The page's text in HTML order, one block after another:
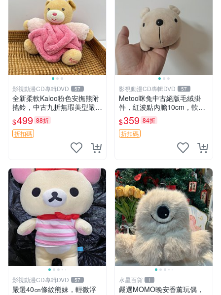
影視動漫CD專輯DVD 57
全新柔軟Kaloo粉色安撫熊附
搖鈴，中古九折無瑕美型嚴選
收藏 粉色 安撫 玩具
$499 88折
折扣碼
影視動漫CD專輯DVD 57
Metoo咪兔中古絕版毛絨掛
件，紅波點內膽10cm，軟糯
宜贈送收藏 咪熊 毛絨 掛件
$359 84折
折扣碼
影視動漫CD專輯DVD 57
嚴選40㎝條紋熊妹，輕微浮
水星百貨 1
嚴選MOMO晚安香薰玩偶，